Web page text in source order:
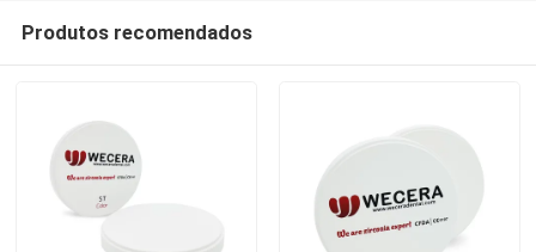
Produtos recomendados